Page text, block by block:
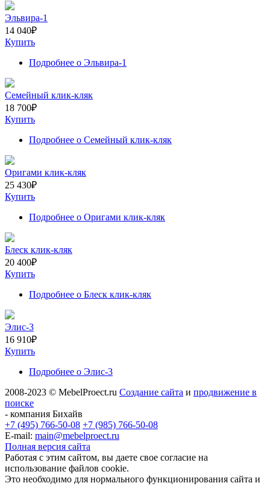
Эльвира-1
14 040₽
Купить
Подробнее о Эльвира-1
Семейный клик-кляк
18 700₽
Купить
Подробнее о Семейный клик-кляк
Оригами клик-кляк
25 430₽
Купить
Подробнее о Оригами клик-кляк
Блеск клик-кляк
20 400₽
Купить
Подробнее о Блеск клик-кляк
Элис-3
16 910₽
Купить
Подробнее о Элис-3
2008-2023 © MebelProect.ru Создание сайта и продвижение в
поиске
- компания Бихайв
+7 (495) 766-50-08 +7 (985) 766-50-08
E-mail: main@mebelproect.ru
Полная версия сайта
Работая с этим сайтом, вы даете свое согласие на
использование файлов cookie.
Это необходимо для нормального функционирования сайта и